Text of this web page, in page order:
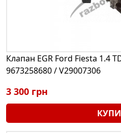
Клапан EGR Ford Fiesta 1.4
9673258680 / V29007306
3 300 грн